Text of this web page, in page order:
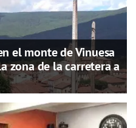
el monte de Vinuesa
zona de la carretera a